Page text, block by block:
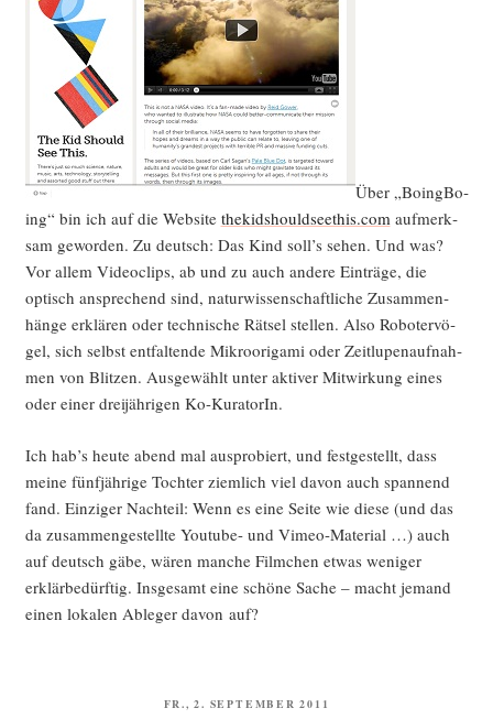
Über „Boing­Bo­
ing“ bin ich auf die Web­site thekidshouldseethis.comauf­merk­
sam gewor­den. Zu deutsch: Das Kind soll’s sehen. Und was?
Vor allem Video­clips, ab und zu auch ande­re Ein­trä­ge, die
optisch anspre­chend sind, natur­wis­sen­schaft­li­che Zusam­men­
hän­ge erklä­ren oder tech­ni­sche Rät­sel stel­len. Also Robo­ter­vö­
gel, sich selbst ent­fal­ten­de Mikro­o­ri­ga­mi oder Zeit­lu­pen­auf­nah­
men von Blit­zen. Aus­ge­wählt unter akti­ver Mit­wir­kung eines
oder einer drei­jäh­ri­gen Ko-KuratorIn.
Ich hab’s heu­te abend mal aus­pro­biert, und fest­ge­stellt, dass
mei­ne fünf­jäh­ri­ge Toch­ter ziem­lich viel davon auch span­nend
fand. Ein­zi­ger Nach­teil: Wenn es eine Sei­te wie die­se (und das
da zusam­men­ge­stell­te You­tube- und Vimeo-Mate­ri­al …) auch
auf deutsch gäbe, wären man­che Film­chen etwas weni­ger
erklär­be­dürf­tig. Ins­ge­samt eine schö­ne Sache – macht jemand
einen loka­len Able­ger davon auf?
VERÖFFENTLICHT
FR., 2. SEPTEMBER 2011